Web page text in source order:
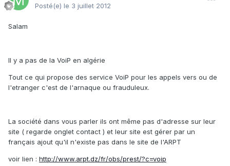
Posté(e) le 3 juillet 2012
Salam
Il y a pas de la VoiP en algérie
Tout ce qui propose des service VoiP pour les appels vers ou de
l'etranger c'est de l'arnaque ou frauduleux.
La société dans vous parler ils ont même pas d'adresse sur leur
site ( regarde onglet contact ) et leur site est gérer par un
français ajout qu'il n'existe pas dans le site de l'ARPT
voir lien : http://www.arpt.dz/fr/obs/prest/?c=voip